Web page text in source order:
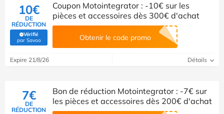
10€
DE
RÉDUCTION
Vérifié
par Savoo(Vérifié par Savoo)
Coupon Motointegrator : -10€ sur les
pièces et accessoires dès 300€ d'achat
Obtenir le code promo
Expire 21/8/26 Détails
7€
DE
RÉDUCTION
Bon de réduction Motointegrator : -7€ sur
les pièces et accessoires dès 200€ d'achat